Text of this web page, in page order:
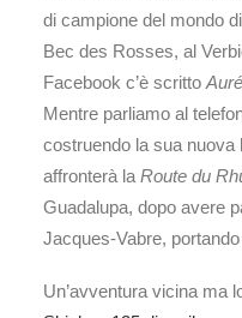
di campione del mondo
Bec des Rosses, al
Facebook c’è scritto
Mentre parliamo al
costruendo la sua
affronterà la Route du
Guadalupa, dopo avere
Jacques-Vabre,
Un’avventura vicina ma